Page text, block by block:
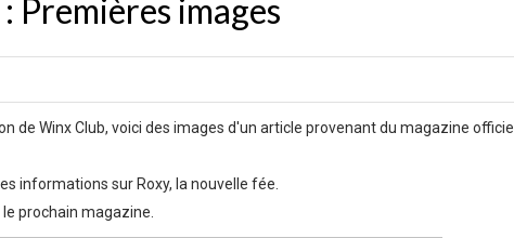
Premières images
de Winx Club, voici des images d'un article provenant du magazine officiel
informations sur Roxy, la nouvelle fée.
prochain magazine.